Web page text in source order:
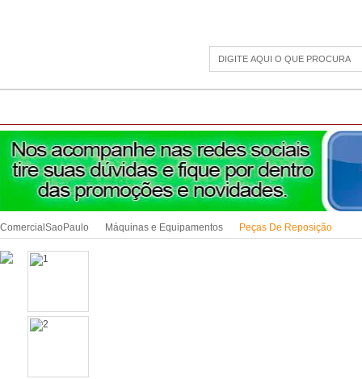
ComercialSaoPaulo Máquinas e Equipamentos Peças De Reposição